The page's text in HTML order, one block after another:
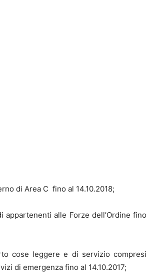
di Area C fino al 14.10.2018;
alle Forze dell’Ordine fino
cose leggere e di servizio compresi
di emergenza fino al 14.10.2017;